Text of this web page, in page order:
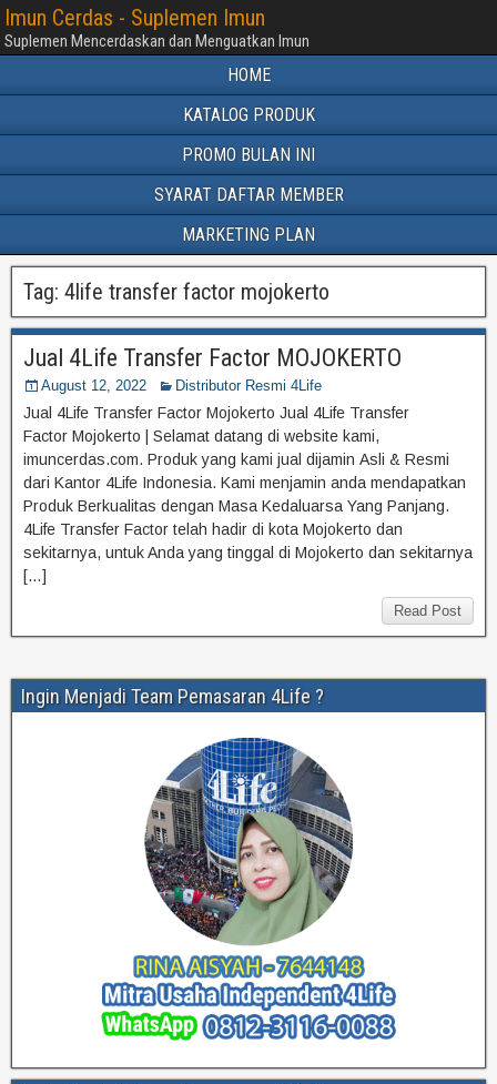
Imun Cerdas - Suplemen Imun
Suplemen Mencerdaskan dan Menguatkan Imun
HOME
KATALOG PRODUK
PROMO BULAN INI
SYARAT DAFTAR MEMBER
MARKETING PLAN
Tag: 4life transfer factor mojokerto
Jual 4Life Transfer Factor MOJOKERTO
August 12, 2022 Distributor Resmi 4Life
Jual 4Life Transfer Factor Mojokerto Jual 4Life Transfer
Factor Mojokerto | Selamat datang di website kami,
imuncerdas.com. Produk yang kami jual dijamin Asli & Resmi
dari Kantor 4Life Indonesia. Kami menjamin anda mendapatkan
Produk Berkualitas dengan Masa Kedaluarsa Yang Panjang.
4Life Transfer Factor telah hadir di kota Mojokerto dan
sekitarnya, untuk Anda yang tinggal di Mojokerto dan sekitarnya
[…]
Read Post
Ingin Menjadi Team Pemasaran 4Life ?